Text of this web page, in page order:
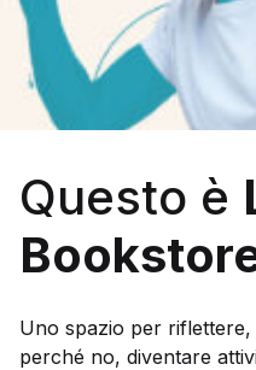
Galleria d’Arte
Contattaci
Questo è
Uno spazio per riflettere,
perché no, diventare